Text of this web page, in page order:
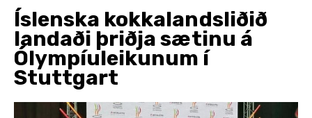
Menning
Fólkið
Umhverfi
Íslenska kokkalandsliðið
landaði þriðja sætinu á
Ólympíuleikunum í
Stuttgart